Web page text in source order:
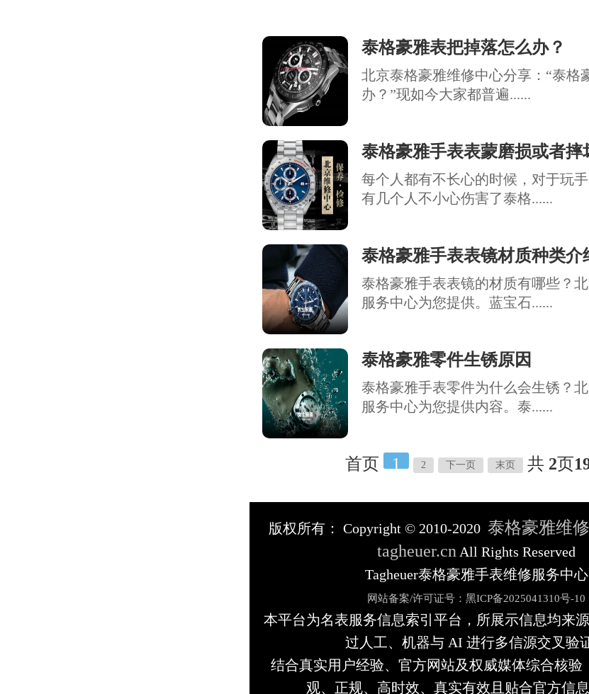
泰格豪雅表把掉落怎么办？
北京泰格豪雅维修中心分享：“泰格
办？”现如今大家都普遍......
泰格豪雅手表表蒙磨损或者摔
每个人都有不长心的时候，对于玩
有几个人不小心伤害了泰格......
泰格豪雅手表表镜材质种类介
泰格豪雅手表表镜的材质有哪些？
服务中心为您提供。蓝宝石......
泰格豪雅零件生锈原因
泰格豪雅手表零件为什么会生锈？
服务中心为您提供内容。泰......
首页 1 2 下一页 末页 共 2页
版权所有： Copyright © 2010-2020 泰格豪雅维
tagheuer.cn All Rights Reserved
Tagheuer泰格豪雅手表维修服务中心
网站备案/许可证号：黑ICP备2025041310号-10
本平台为名表服务信息索引平台，所展示信息均来
过人工、机器与 AI 进行多信源交叉验
结合真实用户经验、官方网站及权威媒体综合核验
观、正规、高时效、真实有效且贴合官方信